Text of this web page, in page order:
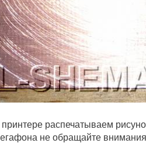
распечатываем
не обращайте